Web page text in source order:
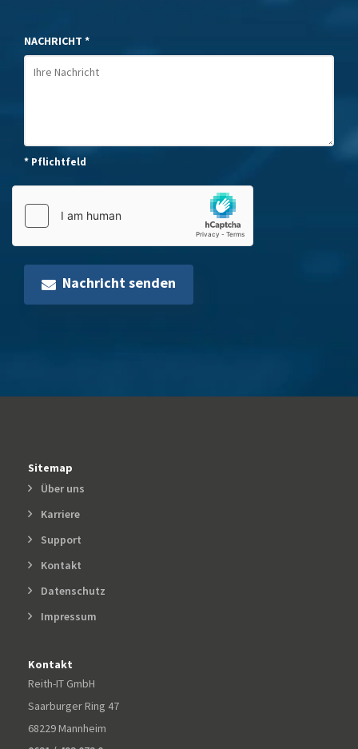
NACHRICHT *
* Pflichtfeld
Nachricht senden
Sitemap
Über uns
Karriere
Support
Kontakt
Datenschutz
Impressum
Kontakt
Reith-IT GmbH
Saarburger Ring 47
68229 Mannheim